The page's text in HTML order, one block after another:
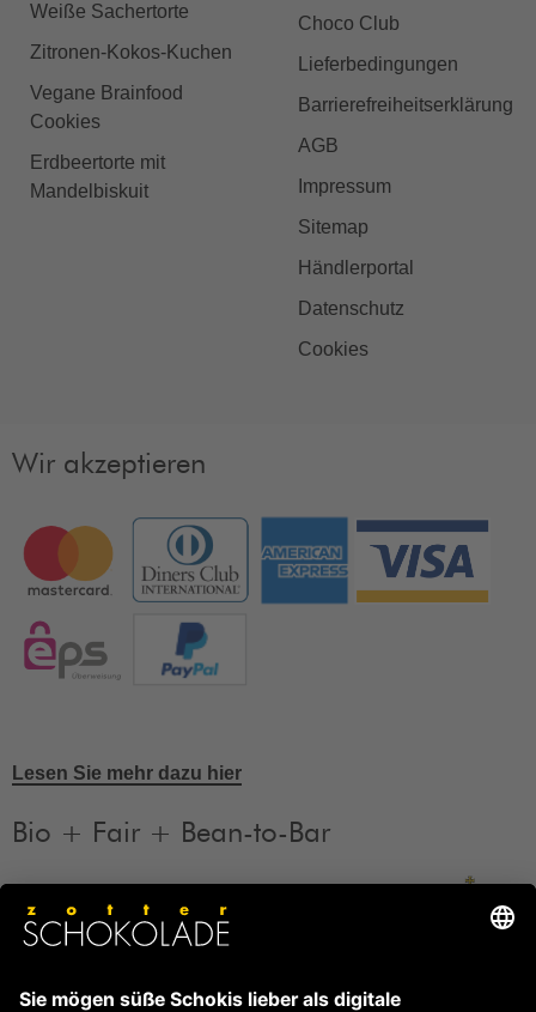
Weiße Sachertorte
Zitronen-Kokos-Kuchen
Vegane Brainfood
Cookies
Erdbeertorte mit
Mandelbiskuit
Choco Club
Lieferbedingungen
Barrierefreiheitserklärung
AGB
Impressum
Sitemap
Händlerportal
Datenschutz
Cookies
Wir akzeptieren
Lesen Sie mehr dazu hier
Bio + Fair + Bean-to-Bar